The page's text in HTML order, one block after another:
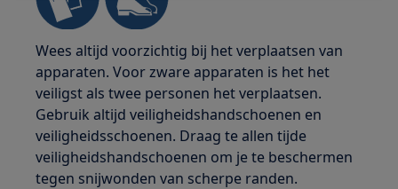
Wees altijd voorzichtig bij het verplaatsen van
apparaten. Voor zware apparaten is het het
veiligst als twee personen het verplaatsen.
Gebruik altijd veiligheidshandschoenen en
veiligheidsschoenen. Draag te allen tijde
veiligheidshandschoenen om je te beschermen
tegen snijwonden van scherpe randen.